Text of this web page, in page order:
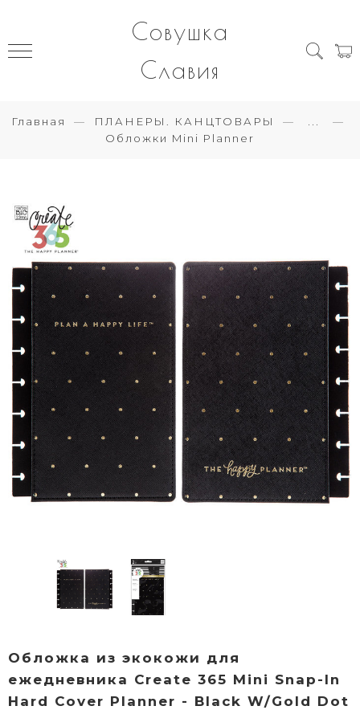
Совушка
Славия
Главная ПЛАНЕРЫ. КАНЦТОВАРЫ
Обложки Mini Planner
Обложка из экокожи для
ежедневника Create 365 Mini Snap-In
Hard Cover Planner - Black W/Gold Dot